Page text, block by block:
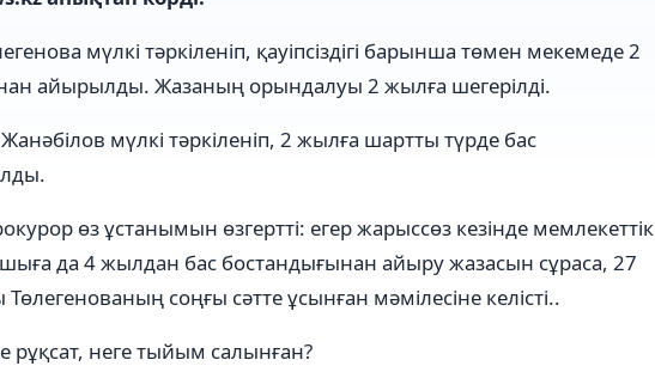
мүлкі тәркіленіп, қауіпсіздігі барынша төмен мекемеде 2
айырылды. Жазаның орындалуы 2 жылға шегерілді.
мүлкі тәркіленіп, 2 жылға шартты түрде бас
өз ұстанымын өзгертті: егер жарыссөз кезінде мемлекеттік
да 4 жылдан бас бостандығынан айыру жазасын сұраса, 27
соңғы сәтте ұсынған мәмілесіне келісті..
рұқсат, неге тыйым салынған?